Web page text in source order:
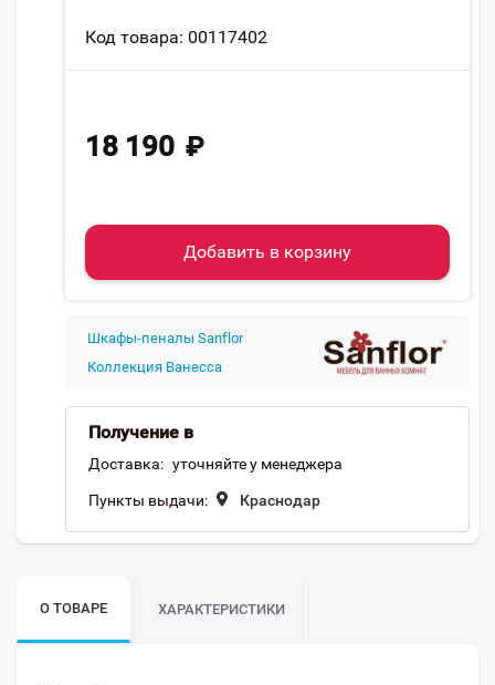
Код товара: 00117402
18 190 ₽
Добавить в корзину
Шкафы-пеналы Sanflor
Коллекция Ванесса
Получение в
Доставка: уточняйте у менеджера
Пункты выдачи: Краснодар
О ТОВАРЕ ХАРАКТЕРИСТИКИ